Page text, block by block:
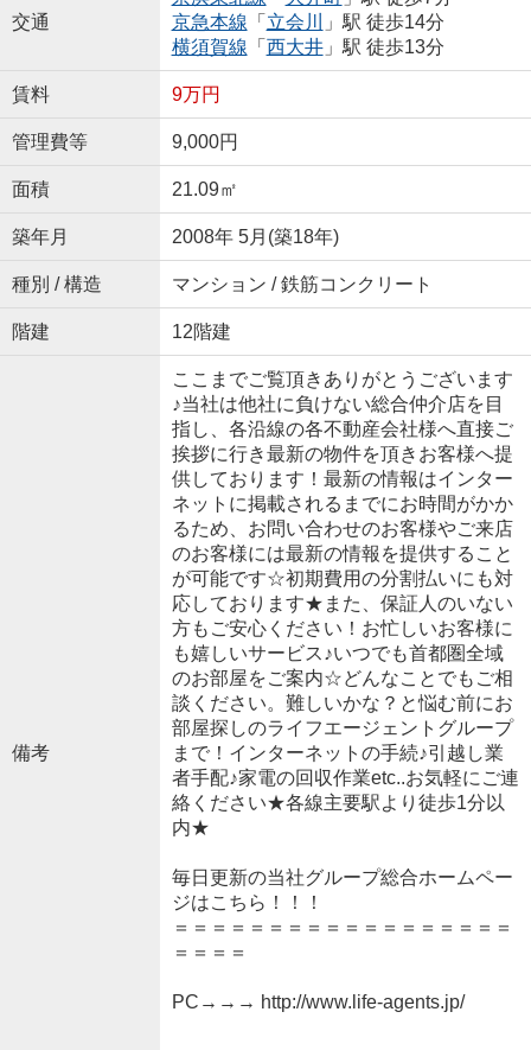
交通
京急本線 「 立会川
」駅 徒歩14分
横須賀線 「 西大井」駅 徒歩13分
賃料 9万円
管理費等 9,000円
面積 21.09㎡
築年月 2008年 5月(築18年)
種別 / 構造 マンション / 鉄筋コンクリート
階建 12階建
備考
ここまでご覧頂きありがとうございます
♪当社は他社に負けない総合仲介店を目
指し、各沿線の各不動産会社様へ直接ご
挨拶に行き最新の物件を頂きお客様へ提
供しております！最新の情報はインター
ネットに掲載されるまでにお時間がかか
るため、お問い合わせのお客様やご来店
のお客様には最新の情報を提供すること
が可能です☆初期費用の分割払いにも対
応しております★また、保証人のいない
方もご安心ください！お忙しいお客様に
も嬉しいサービス♪いつでも首都圏全域
のお部屋をご案内☆どんなことでもご相
談ください。難しいかな？と悩む前にお
部屋探しのライフエージェントグループ
まで！インターネットの手続♪引越し業
者手配♪家電の回収作業etc..お気軽にご連
絡ください★各線主要駅より徒歩1分以
内★
毎日更新の当社グループ総合ホームペー
ジはこちら！！！
＝＝＝＝＝＝＝＝＝＝＝＝＝＝＝＝＝＝
＝＝＝＝
PC→→→ http://www.life-agents.jp/